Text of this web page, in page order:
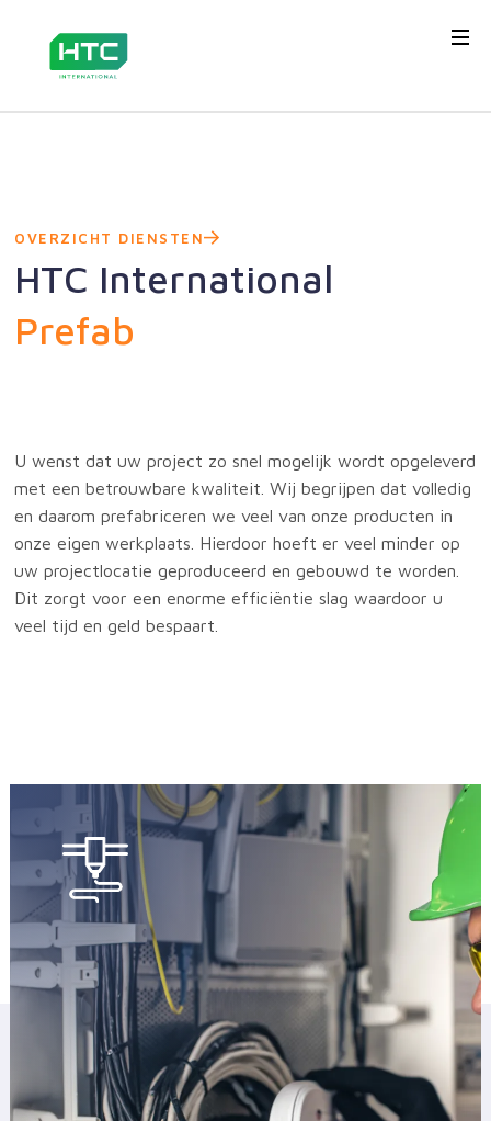
OVERZICHT DIENSTEN
HTC International
Prefab
U wenst dat uw project zo snel mogelijk wordt opgeleverd
met een betrouwbare kwaliteit. Wij begrijpen dat volledig
en daarom prefabriceren we veel van onze producten in
onze eigen werkplaats. Hierdoor hoeft er veel minder op
uw projectlocatie geproduceerd en gebouwd te worden.
Dit zorgt voor een enorme efficiëntie slag waardoor u
veel tijd en geld bespaart.